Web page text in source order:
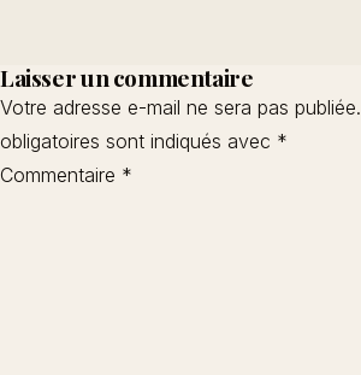
Laisser un commentaire
Votre adresse e-mail ne sera pas publiée.
obligatoires sont indiqués avec *
Commentaire *